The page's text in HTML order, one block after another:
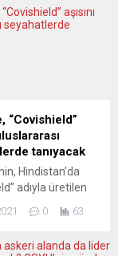
Guez Guez,
yaptığı
devamına
belirtti. Guez
Danıştaya
dosyasında,
“Covishield”
tanıyacak
Hindistan’da
adıyla üretilen
seyahatlerde
uluslararası
0 63